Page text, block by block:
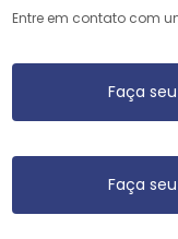
Entre em contato com
Faça
Faça